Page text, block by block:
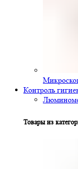
Контроль
Товары из